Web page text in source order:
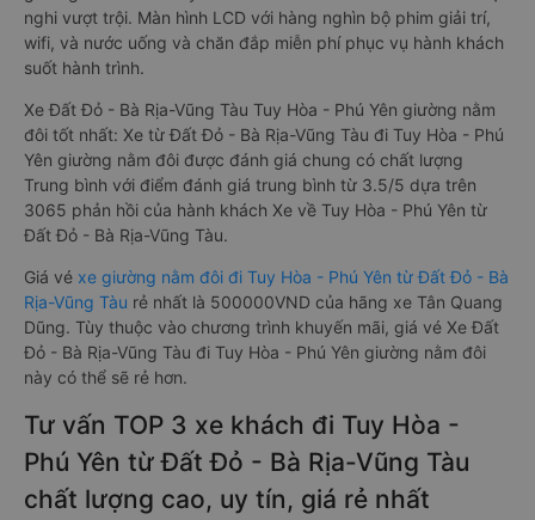
nghi vượt trội. Màn hình LCD với hàng nghìn bộ phim giải trí,
wifi, và nước uống và chăn đắp miễn phí phục vụ hành khách
suốt hành trình.
Xe Đất Đỏ - Bà Rịa-Vũng Tàu Tuy Hòa - Phú Yên giường nằm
đôi tốt nhất: Xe từ Đất Đỏ - Bà Rịa-Vũng Tàu đi Tuy Hòa - Phú
Yên giường nằm đôi được đánh giá chung có chất lượng
Trung bình với điểm đánh giá trung bình từ 3.5/5 dựa trên
3065 phản hồi của hành khách Xe về Tuy Hòa - Phú Yên từ
Đất Đỏ - Bà Rịa-Vũng Tàu.
Giá vé xe giường nằm đôi đi Tuy Hòa - Phú Yên từ Đất Đỏ - Bà
Rịa-Vũng Tàu rẻ nhất là 500000VND của hãng xe Tân Quang
Dũng. Tùy thuộc vào chương trình khuyến mãi, giá vé Xe Đất
Đỏ - Bà Rịa-Vũng Tàu đi Tuy Hòa - Phú Yên giường nằm đôi
này có thể sẽ rẻ hơn.
Tư vấn TOP 3 xe khách đi Tuy Hòa -
Phú Yên từ Đất Đỏ - Bà Rịa-Vũng Tàu
chất lượng cao, uy tín, giá rẻ nhất